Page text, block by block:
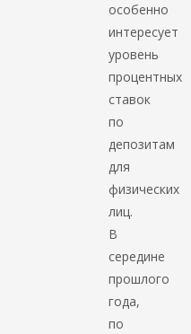
особенно
интересует
уровень
процентных
ставок
по
депозитам
для
физических
лиц.
В
середине
прошлого
года,
по